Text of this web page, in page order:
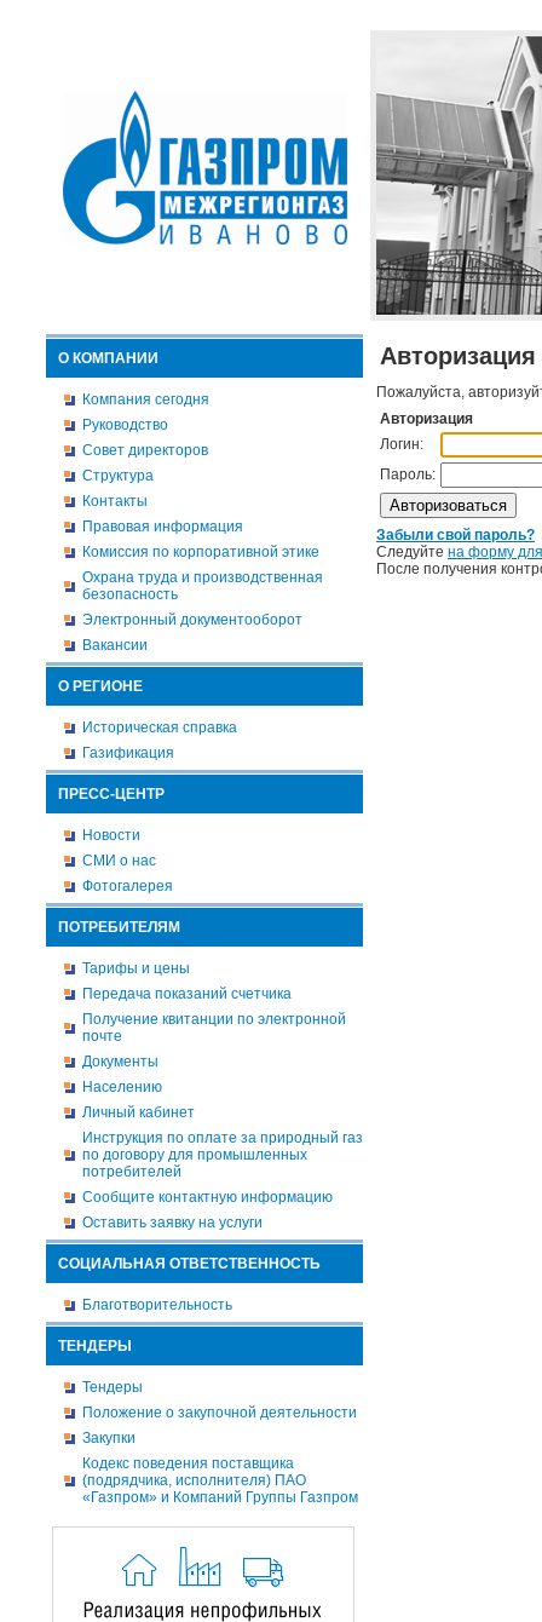
О КОМПАНИИ
Компания сегодня
Руководство
Совет директоров
Структура
Контакты
Правовая информация
Комиссия по корпоративной этике
Охрана труда и производственная
безопасность
Электронный документооборот
Вакансии
О РЕГИОНЕ
Историческая справка
Газификация
ПРЕСС-ЦЕНТР
Новости
СМИ о нас
Фотогалерея
ПОТРЕБИТЕЛЯМ
Тарифы и цены
Передача показаний счетчика
Получение квитанции по электронной
почте
Документы
Населению
Личный кабинет
Инструкция по оплате за природный газ
по договору для промышленных
потребителей
Сообщите контактную информацию
Оставить заявку на услуги
СОЦИАЛЬНАЯ ОТВЕТСТВЕННОСТЬ
Благотворительность
ТЕНДЕРЫ
Тендеры
Положение о закупочной деятельности
Закупки
Кодекс поведения поставщика
(подрядчика, исполнителя) ПАО
«Газпром» и Компаний Группы Газпром
Авторизация
Пожалуйста,
Авторизация
Логин:
Пароль:
Забыли свой пароль?
Следуйте на форму
После получения